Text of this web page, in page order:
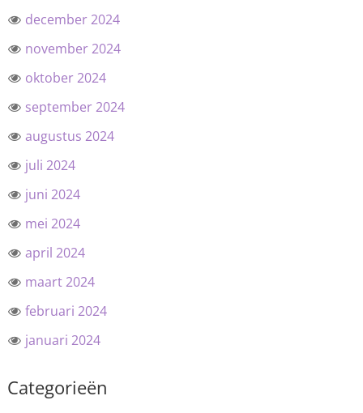
december 2024
november 2024
oktober 2024
september 2024
augustus 2024
juli 2024
juni 2024
mei 2024
april 2024
maart 2024
februari 2024
januari 2024
Categorieën